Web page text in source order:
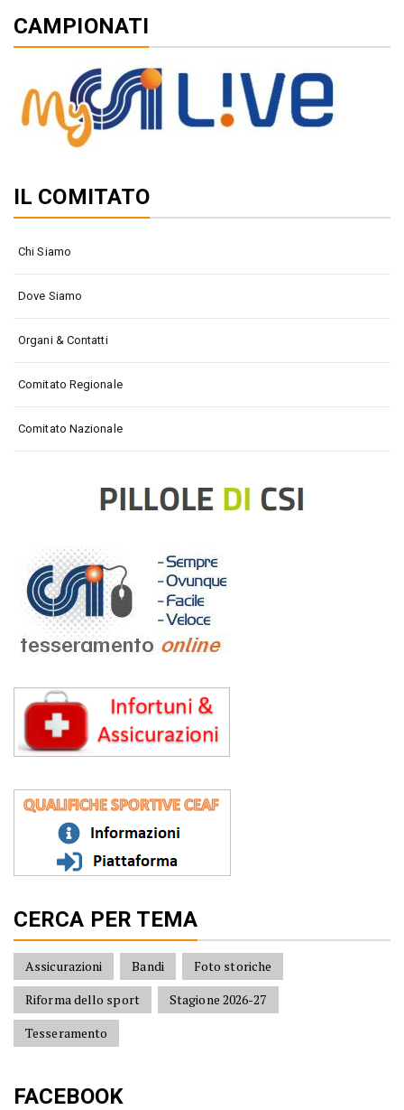
CAMPIONATI
IL COMITATO
Chi Siamo
Dove Siamo
Organi & Contatti
Comitato Regionale
Comitato Nazionale
CERCA PER TEMA
Assicurazioni Bandi
Foto storiche
Riforma dello sport
Stagione 2026-27
Tesseramento
FACEBOOK